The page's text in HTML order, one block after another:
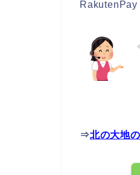
RakutenPay
⇒北の大地